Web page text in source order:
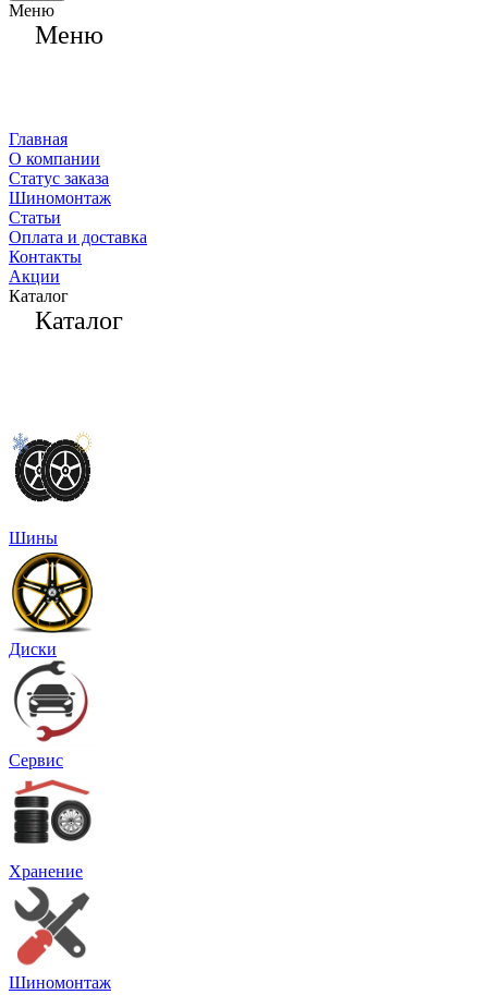
Меню
Меню
Главная
О компании
Статус заказа
Шиномонтаж
Статьи
Оплата и доставка
Контакты
Акции
Каталог
Каталог
Шины
Диски
Сервис
Хранение
Шиномонтаж